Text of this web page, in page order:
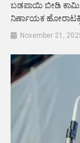
ಬಡಪಾಯಿ ಬೀಡಿ
ನಿರ್ಣಾಯಕ
November 21,